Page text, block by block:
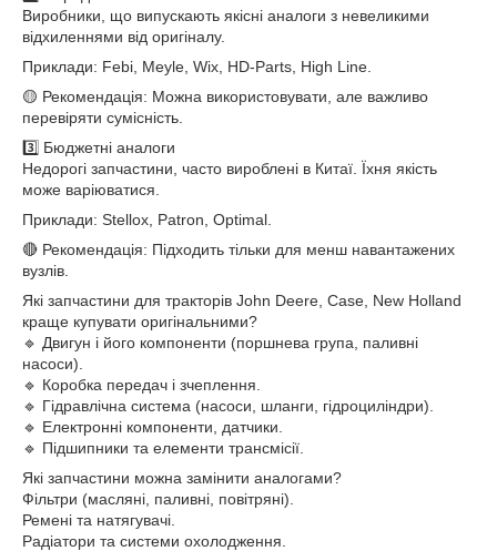
Виробники, що випускають якісні аналоги з невеликими
відхиленнями від оригіналу.
Приклади: Febi, Meyle, Wix, HD-Parts, High Line.
🟡 Рекомендація: Можна використовувати, але важливо
перевіряти сумісність.
3️⃣ Бюджетні аналоги
Недорогі запчастини, часто вироблені в Китаї. Їхня якість
може варіюватися.
Приклади: Stellox, Patron, Optimal.
🔴 Рекомендація: Підходить тільки для менш навантажених
вузлів.
Які запчастини для тракторів John Deere, Case, New Holland
краще купувати оригінальними?
🔹 Двигун і його компоненти (поршнева група, паливні
насоси).
🔹 Коробка передач і зчеплення.
🔹 Гідравлічна система (насоси, шланги, гідроциліндри).
🔹 Електронні компоненти, датчики.
🔹 Підшипники та елементи трансмісії.
Які запчастини можна замінити аналогами?
Фільтри (масляні, паливні, повітряні).
Ремені та натягувачі.
Радіатори та системи охолодження.